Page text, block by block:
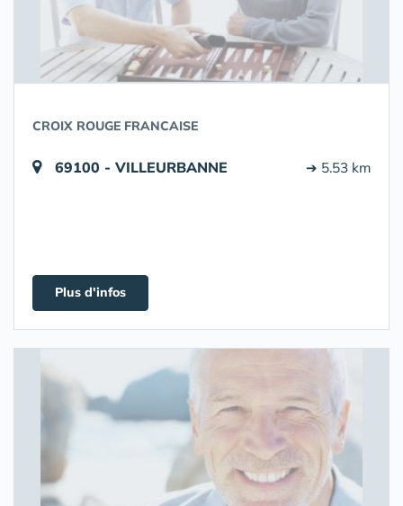
CROIX ROUGE FRANCAISE
69100 - VILLEURBANNE ➔ 5.53 km
Plus d'infos